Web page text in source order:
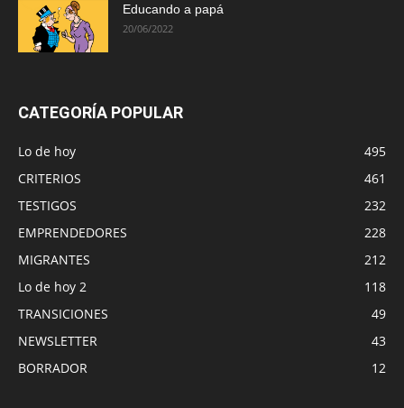
Educando a papá
20/06/2022
CATEGORÍA POPULAR
Lo de hoy
495
CRITERIOS
461
TESTIGOS
232
EMPRENDEDORES
228
MIGRANTES
212
Lo de hoy 2
118
TRANSICIONES
49
NEWSLETTER
43
BORRADOR
12